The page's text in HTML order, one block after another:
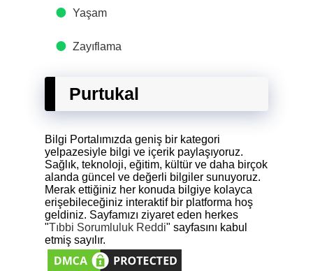
Yaşam
Zayıflama
Purtukal
Bilgi Portalımızda geniş bir kategori
yelpazesiyle bilgi ve içerik paylaşıyoruz.
Sağlık, teknoloji, eğitim, kültür ve daha birçok
alanda güncel ve değerli bilgiler sunuyoruz.
Merak ettiğiniz her konuda bilgiye kolayca
erişebileceğiniz interaktif bir platforma hoş
geldiniz. Sayfamızı ziyaret eden herkes
"Tıbbi Sorumluluk Reddi" sayfasını kabul
etmiş sayılır.